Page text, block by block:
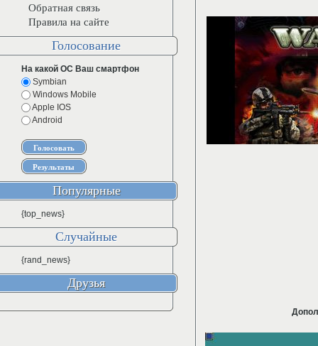
Обратная связь
Правила на сайте
Голосование
На какой ОС Ваш смартфон
Symbian
Windows Mobile
Apple IOS
Android
Популярные
{top_news}
Случайные
{rand_news}
Друзья